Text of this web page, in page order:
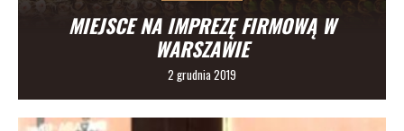
MIEJSCE NA IMPREZĘ FIRMOWĄ W
WARSZAWIE
2 grudnia 2019